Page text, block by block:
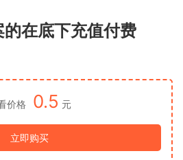
在底下充值付费
价格 0.5 元
立即购买